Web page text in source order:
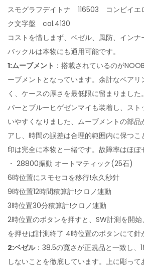
スモグラフデイトナ 116503 コンビイ
ク文字盤 cal.4130
コストを惜しまず、ベゼル、風防、インナ
バックルは本物にも通用可能です。
1:ムーブメント ：搭載されているのが
ーブメントとなっています。余計なベアリ
く、ケースの厚さを最低限に留まりました
パーとブルーヒゲゼンマイも装着し、スト
いやすくなりました、ムーブメントの部
アし、時間の誤差は合理的範囲内に保つ
印は完全に本物と一緒です。故障率はほ
・ 28800振動 オートマティック(25石)
6時位置にスモセコを移行!永久秒針
9時位置12時間積算計!クロノ連動
3時位置30分積算計!クロノ連動
2時位置のボタンを押すと、SW計測を開
を押せば計測終了 4時位置のボタンにて針
2:ベゼル：38.5の寛さが正規品と一致し、
しないことを徹底しています。上に彫っ